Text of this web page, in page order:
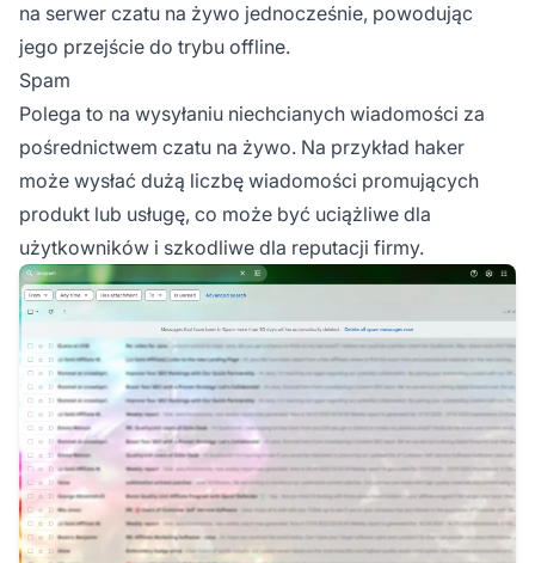
na serwer czatu na żywo jednocześnie, powodując
jego przejście do trybu offline.
Spam
Polega to na wysyłaniu niechcianych wiadomości za
pośrednictwem czatu na żywo. Na przykład haker
może wysłać dużą liczbę wiadomości promujących
produkt lub usługę, co może być uciążliwe dla
użytkowników i szkodliwe dla reputacji firmy.